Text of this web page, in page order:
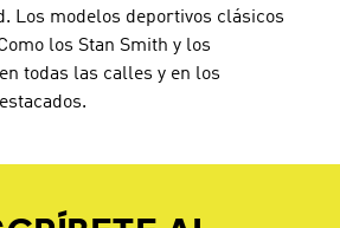
Los modelos deportivos clásicos
los Stan Smith y los
todas las calles y en los